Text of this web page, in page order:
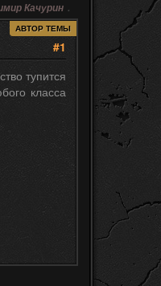
Качурин .
АВТОР ТЕМЫ
#1
тупится
класса